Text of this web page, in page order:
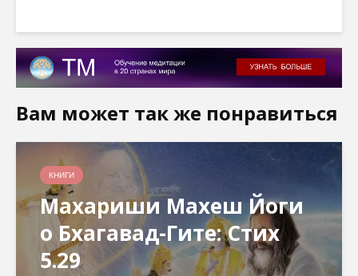
Вам может так же понравиться
КНИГИ
Махариши Махеш Йоги
о Бхагавад-Гите: Стих
5.29